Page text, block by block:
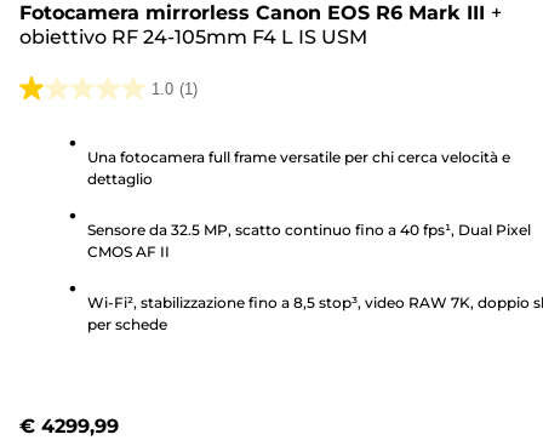
Fotocamera mirrorless Canon EOS R6 Mark III +
obiettivo RF 24-105mm F4 L IS USM
1.0 (1)
1.0
recensione
Una fotocamera full frame versatile per chi cerca velocità e
dettaglio
Sensore da 32.5 MP, scatto continuo fino a 40 fps¹, Dual Pixel
CMOS AF II
Wi-Fi², stabilizzazione fino a 8,5 stop³, video RAW 7K, doppio
per schede
€ 4299,99